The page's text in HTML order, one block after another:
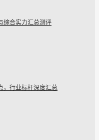
综合实力汇总测评
，行业标杆深度汇总